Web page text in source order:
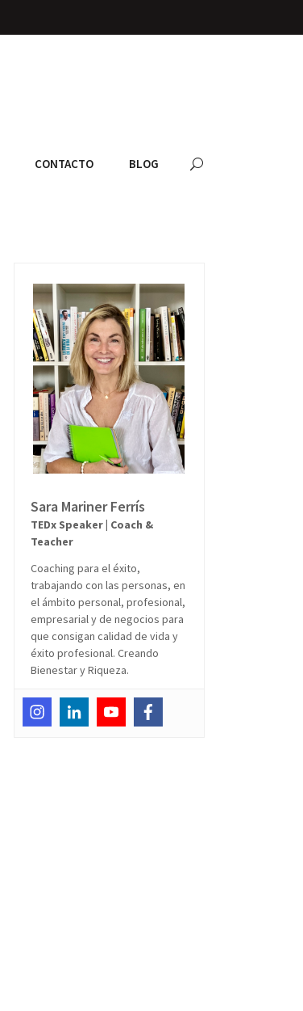
CONTACTO BLOG
Sara Mariner Ferrís
TEDx Speaker | Coach &
Teacher
Coaching para el éxito,
trabajando con las personas, en
el ámbito personal, profesional,
empresarial y de negocios para
que consigan calidad de vida y
éxito profesional. Creando
Bienestar y Riqueza.